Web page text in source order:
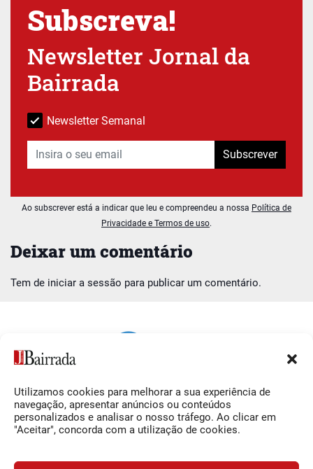
Utilizamos cookies para melhorar a sua experiência de
navegação, apresentar anúncios ou conteúdos
personalizados e analisar o nosso tráfego. Ao clicar em
"Aceitar", concorda com a utilização de cookies.
Deixar um comentário
Tem de iniciar a sessão para publicar um comentário.
Subscreva!
Newsletter Jornal da
Bairrada
Newsletter Semanal
Subscrever
Ao subscrever está a indicar que leu e compreendeu a nossa Política de
Privacidade e Termos de uso.
Siga-nos
Facebook
O Jornal da Bairrada
Contactos